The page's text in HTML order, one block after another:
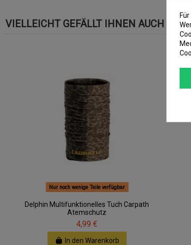
VIELLEICHT GEFÄLLT IHNEN AUCH
Nur noch wenige Teile verfügbar
Delphin Multifunktionelles Tuch Carpath
Atemschutz
4,99 €
In den Warenkorb
-10%